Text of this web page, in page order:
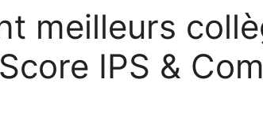
meilleurs
IPS &